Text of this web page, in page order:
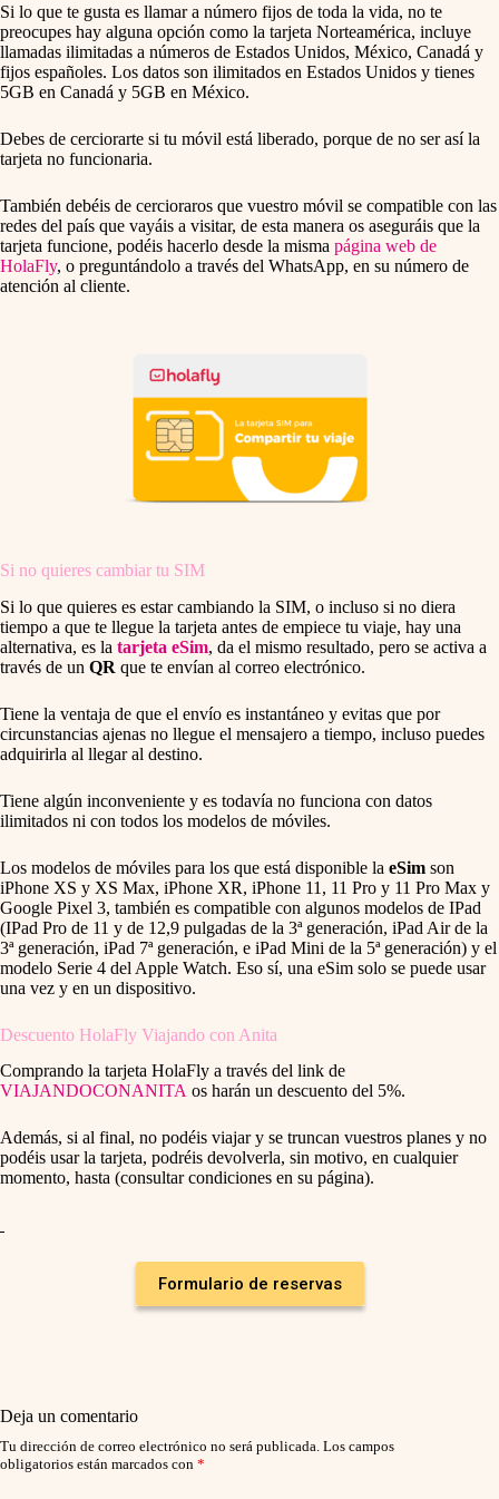
Si lo que te gusta es llamar a número fijos de toda la vida, no te
preocupes hay alguna opción como la tarjeta Norteamérica, incluye
llamadas ilimitadas a números de Estados Unidos, México, Canadá y
fijos españoles. Los datos son ilimitados en Estados Unidos y tienes
5GB en Canadá y 5GB en México.
Debes de cerciorarte si tu móvil está liberado, porque de no ser así la
tarjeta no funcionaria.
También debéis de cercioraros que vuestro móvil se compatible con las
redes del país que vayáis a visitar, de esta manera os aseguráis que la
tarjeta funcione, podéis hacerlo desde la misma página web de
HolaFly, o preguntándolo a través del WhatsApp, en su número de
atención al cliente.
Si no quieres cambiar tu SIM
Si lo que quieres es estar cambiando la SIM, o incluso si no diera
tiempo a que te llegue la tarjeta antes de empiece tu viaje, hay una
alternativa, es la tarjeta eSim, da el mismo resultado, pero se activa a
través de un QR que te envían al correo electrónico.
Tiene la ventaja de que el envío es instantáneo y evitas que por
circunstancias ajenas no llegue el mensajero a tiempo, incluso puedes
adquirirla al llegar al destino.
Tiene algún inconveniente y es todavía no funciona con datos
ilimitados ni con todos los modelos de móviles.
Los modelos de móviles para los que está disponible la eSim son
iPhone XS y XS Max, iPhone XR, iPhone 11, 11 Pro y 11 Pro Max y
Google Pixel 3, también es compatible con algunos modelos de IPad
(IPad Pro de 11 y de 12,9 pulgadas de la 3ª generación, iPad Air de la
3ª generación, iPad 7ª generación, e iPad Mini de la 5ª generación) y el
modelo Serie 4 del Apple Watch. Eso sí, una eSim solo se puede usar
una vez y en un dispositivo.
Descuento HolaFly Viajando con Anita
Comprando la tarjeta HolaFly a través del link de
VIAJANDOCONANITA os harán un descuento del 5%.
Además, si al final, no podéis viajar y se truncan vuestros planes y no
podéis usar la tarjeta, podréis devolverla, sin motivo, en cualquier
momento, hasta (consultar condiciones en su página).
Formulario de reservas
Deja un comentario
Tu dirección de correo electrónico no será publicada. Los campos
obligatorios están marcados con *